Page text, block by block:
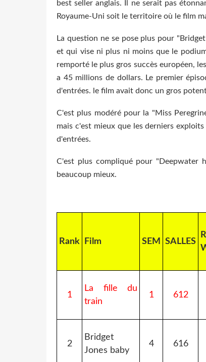
best seller anglais. Il ne serait pas
Royaume-Uni soit le territoire où le film
La question ne se pose plus pour
et qui vise ni plus ni moins que le
remporté le plus gros succès européen,
a 45 millions de dollars. Le premier
d'entrées. le film avait donc un gros
C'est plus modéré pour la "Miss
mais c'est mieux que les derniers
d'entrées.
C'est plus compliqué pour "Deepwater
beaucoup mieux.
Rank Film SEM SALLES
1
La fille du
train
1 612
2
Bridget
Jones baby
4 616